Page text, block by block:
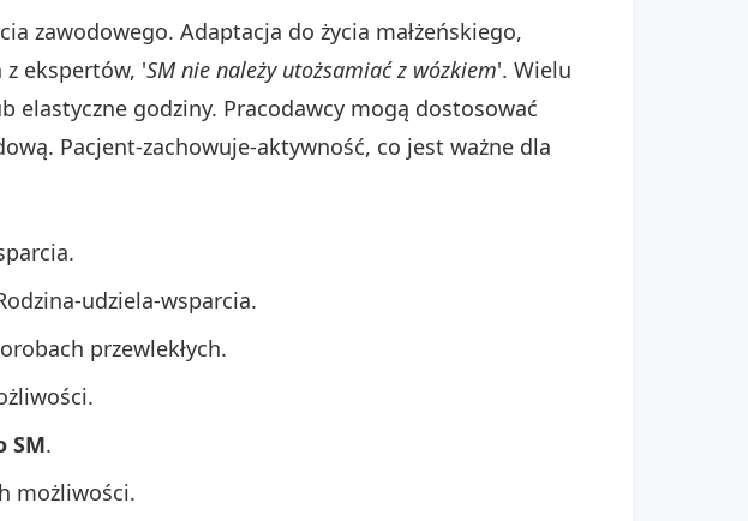
zawodowego. Adaptacja do życia małżeńskiego,
z ekspertów, 'SM nie należy utożsamiać z wózkiem'. Wielu
elastyczne godziny. Pracodawcy mogą dostosować
Pacjent-zachowuje-aktywność, co jest ważne dla
udziela-wsparcia.
przewlekłych.
SM.
możliwości.